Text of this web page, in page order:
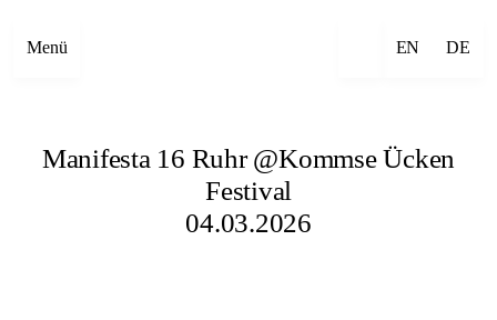
Menü EN DE
Manifesta 16 Ruhr @Kommse Ücken
Festival
04.03.2026